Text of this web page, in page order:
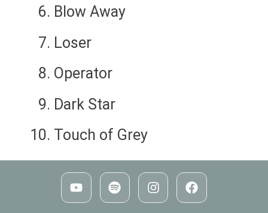
Blow Away
Loser
Operator
Dark Star
Touch of Grey